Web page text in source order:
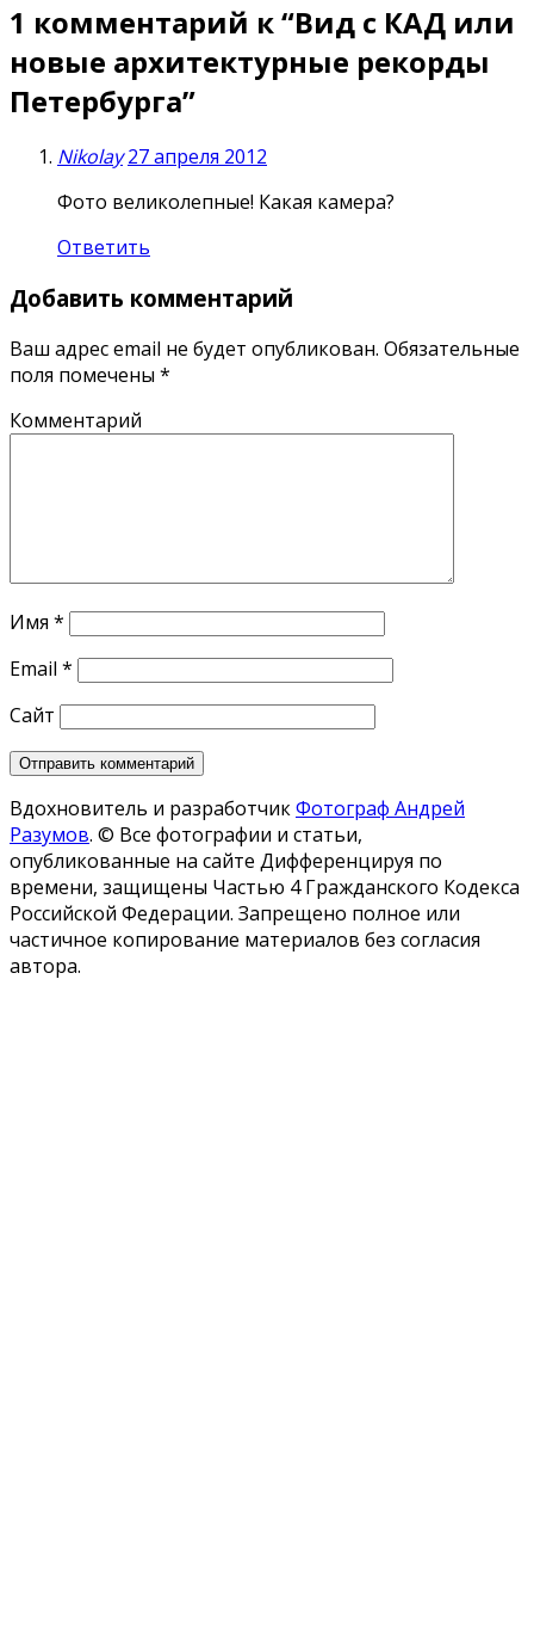
1 комментарий к “Вид с КАД или
новые архитектурные рекорды
Петербурга”
Nikolay 27 апреля 2012
Фото великолепные! Какая камера?
Ответить
Добавить комментарий
Ваш адрес email не будет опубликован. Обязательные
поля помечены *
Комментарий
Имя *
Email *
Сайт
Вдохновитель и разработчикФотограф Андрей
Разумов. © Все фотографии и статьи,
опубликованные на сайте Дифференцируя по
времени, защищены Частью 4 Гражданского Кодекса
Российской Федерации. Запрещено полное или
частичное копирование материалов без согласия
автора.